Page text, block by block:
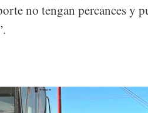
no tengan percances y